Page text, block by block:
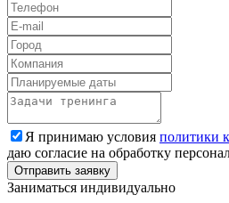
Я принимаю условия политики
даю согласие на обработку
Заниматься индивидуально